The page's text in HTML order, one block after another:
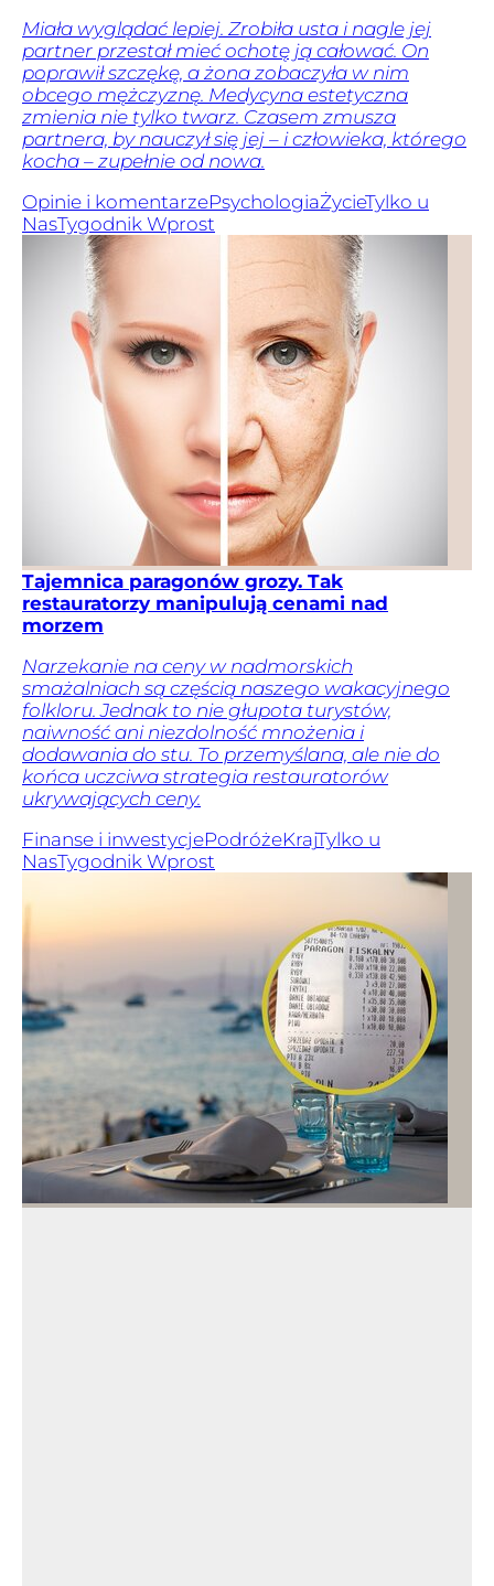
Miała wyglądać lepiej. Zrobiła usta i nagle jej
partner przestał mieć ochotę ją całować. On
poprawił szczękę, a żona zobaczyła w nim
obcego mężczyznę. Medycyna estetyczna
zmienia nie tylko twarz. Czasem zmusza
partnera, by nauczył się jej – i człowieka, którego
kocha – zupełnie od nowa.
Opinie i komentarzePsychologiaŻycieTylko u
NasTygodnik Wprost
Tajemnica paragonów grozy. Tak
restauratorzy manipulują cenami nad
morzem
Narzekanie na ceny w nadmorskich
smażalniach są częścią naszego wakacyjnego
folkloru. Jednak to nie głupota turystów,
naiwność ani niezdolność mnożenia i
dodawania do stu. To przemyślana, ale nie do
końca uczciwa strategia restauratorów
ukrywających ceny.
Finanse i inwestycjePodróżeKrajTylko u
NasTygodnik Wprost